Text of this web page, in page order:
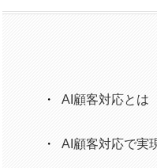
AI顧客対応とは
AI顧客対応で実